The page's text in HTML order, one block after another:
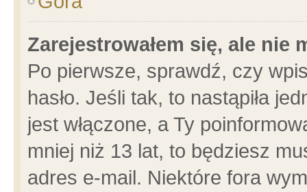
Zarejestrowałem się, ale nie
Po pierwsze, sprawdź, czy
hasło. Jeśli tak, to nastąpiła
jest włączone, a Ty
mniej niż 13 lat, to będziesz
adres e-mail. Niektóre fora